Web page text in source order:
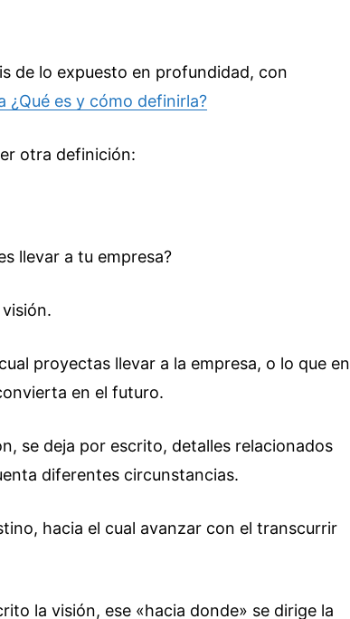
de lo expuesto en profundidad, con
¿Qué es y cómo definirla?
otra definición:
llevar a tu empresa?
proyectas llevar a la empresa, o lo que en
en el futuro.
se deja por escrito, detalles relacionados
diferentes circunstancias.
hacia el cual avanzar con el transcurrir
la visión, ese «hacia donde» se dirige la